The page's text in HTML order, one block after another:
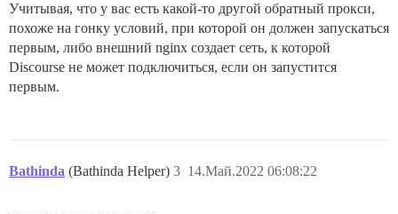
Учитывая, что у вас есть какой-то другой обратный прокси,
похоже на гонку условий, при которой он должен запускаться
первым, либо внешний nginx создает сеть, к которой
Discourse не может подключиться, если он запустится
первым.
Bathinda (Bathinda Helper) 14.Май.2022 06:08:22
3